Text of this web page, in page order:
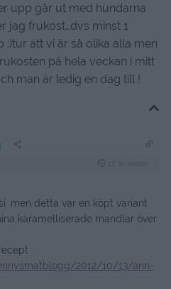
upp går ut med hundarna
jag frukost…dvs minst 1
att vi är så olika alla men
på hela veckan i mitt
man är ledig en dag till !
men detta var en köpt variant
karamelliserade mandlar över
:
2012/10/13/ann-